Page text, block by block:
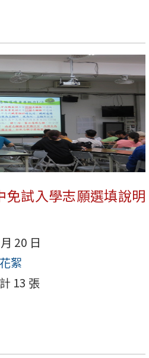
免試入學志願選填說明
20 日
絮
13 張